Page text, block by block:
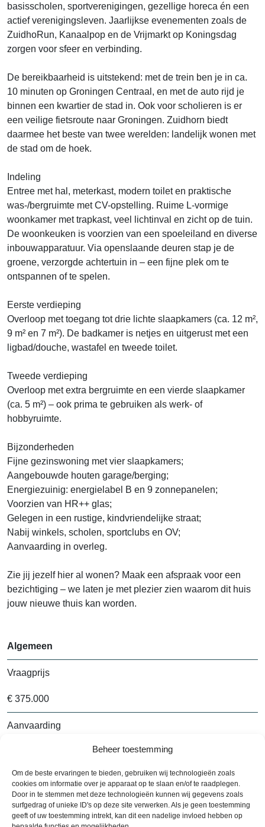
Beheer toestemming
Om de beste ervaringen te bieden, gebruiken wij technologieën zoals
cookies om informatie over je apparaat op te slaan en/of te raadplegen.
Door in te stemmen met deze technologieën kunnen wij gegevens zoals
surfgedrag of unieke ID's op deze site verwerken. Als je geen toestemming
geeft of uw toestemming intrekt, kan dit een nadelige invloed hebben op
basisscholen, sportverenigingen, gezellige horeca én een
actief verenigingsleven. Jaarlijkse evenementen zoals de
ZuidhoRun, Kanaalpop en de Vrijmarkt op Koningsdag
zorgen voor sfeer en verbinding.
De bereikbaarheid is uitstekend: met de trein ben je in ca.
10 minuten op Groningen Centraal, en met de auto rijd je
binnen een kwartier de stad in. Ook voor scholieren is er
een veilige fietsroute naar Groningen. Zuidhorn biedt
daarmee het beste van twee werelden: landelijk wonen met
de stad om de hoek.
Indeling
Entree met hal, meterkast, modern toilet en praktische
was-/bergruimte met CV-opstelling. Ruime L-vormige
woonkamer met trapkast, veel lichtinval en zicht op de tuin.
De woonkeuken is voorzien van een spoeleiland en diverse
inbouwapparatuur. Via openslaande deuren stap je de
groene, verzorgde achtertuin in – een fijne plek om te
ontspannen of te spelen.
Eerste verdieping
Overloop met toegang tot drie lichte slaapkamers (ca. 12 m²,
9 m² en 7 m²). De badkamer is netjes en uitgerust met een
ligbad/douche, wastafel en tweede toilet.
Tweede verdieping
Overloop met extra bergruimte en een vierde slaapkamer
(ca. 5 m²) – ook prima te gebruiken als werk- of
hobbyruimte.
Bijzonderheden
Fijne gezinswoning met vier slaapkamers;
Aangebouwde houten garage/berging;
Energiezuinig: energielabel B en 9 zonnepanelen;
Voorzien van HR++ glas;
Gelegen in een rustige, kindvriendelijke straat;
Nabij winkels, scholen, sportclubs en OV;
Aanvaarding in overleg.
Zie jij jezelf hier al wonen? Maak een afspraak voor een
bezichtiging – we laten je met plezier zien waarom dit huis
jouw nieuwe thuis kan worden.
Algemeen
Vraagprijs
€ 375.000
Aanvaarding
Bouwjaar
1990